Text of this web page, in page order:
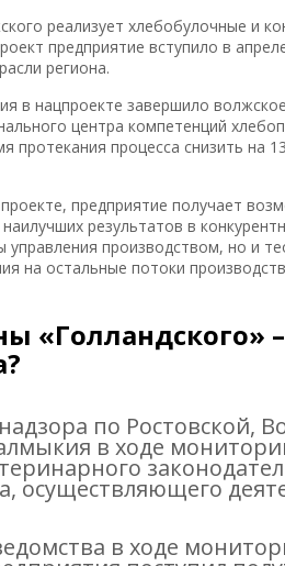
реализует хлебобулочные и
предприятие вступило в
региона.
в нацпроекте завершило
центра компетенций
протекания процесса снизить на
предприятие получает
результатов в
производством, но и
на остальные потоки
«Голландского»
по Ростовской,
в ходе
осуществляющего
в ходе